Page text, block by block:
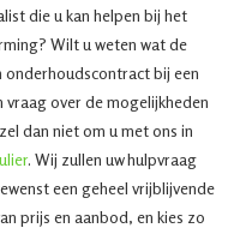
die u kan helpen bij het
Wilt u weten wat de
onderhoudscontract bij een
over de mogelijkheden
dan niet om u met ons in
. Wij zullen uw hulpvraag
een geheel vrijblijvende
prijs en aanbod, en kies zo